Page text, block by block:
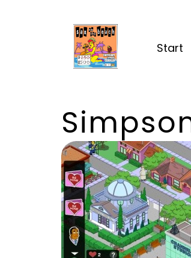
Start